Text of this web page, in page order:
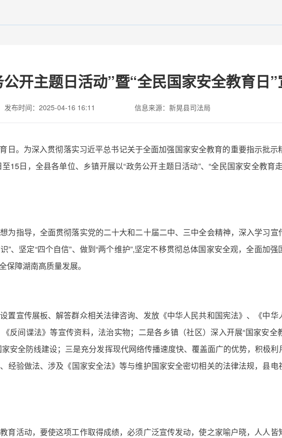
开主题日活动”暨“全民国家安全教育日
发布时间：2025-04-16 16:11 信息来源：新晃县司法局
日。为深入贯彻落实习近平总书记关于全面加强国家安全教育的重要指示批示
15日，全县各单位、乡镇开展以“政务公开主题日活动”、“全民国家安全教育
为指导，全面贯彻落实党的二十大和二十届二中、三中全会精神，深入学习
”、坚定“四个自信”、做到“两个维护”,坚定不移贯彻总体国家安全观，全面加
保障湖南高质量发展。
置宣传展板、解答群众相关法律咨询、发放《中华人民共和国宪法》、《中华
反间谍法》等宣传资料，法治实物；二是各乡镇（社区）深入开展“国家安全
安全防线建设；三是充分发挥现代网络传播速度快、覆盖面广的优势，积极
经验做法、涉及《国家安全法》等与维护国家安全密切相关的法律法规，县
育活动，要使这项工作取得成绩，必须广泛宣传发动，使之家喻户晓，人人